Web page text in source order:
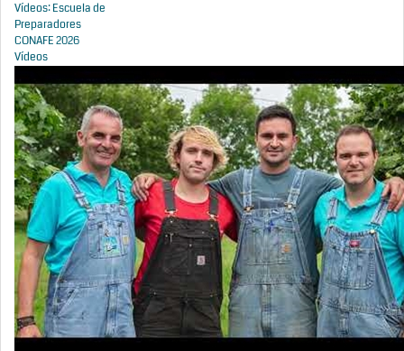
Vídeos: Escuela de
Preparadores
CONAFE 2026
Vídeos